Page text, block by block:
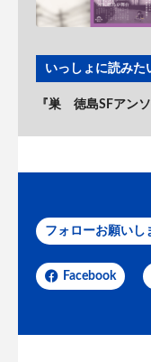
いっしょに読みた
『巣 徳島SFアン
フォローお願いし
Facebook